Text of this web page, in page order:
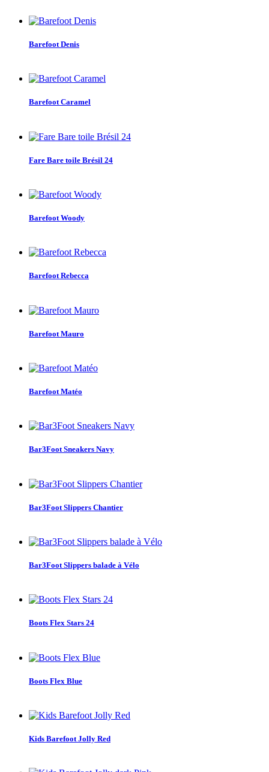
Barefoot Denis
Barefoot Caramel
Fare Bare toile Brésil 24
Barefoot Woody
Barefoot Rebecca
Barefoot Mauro
Barefoot Matéo
Bar3Foot Sneakers Navy
Bar3Foot Slippers Chantier
Bar3Foot Slippers balade à Vélo
Boots Flex Stars 24
Boots Flex Blue
Kids Barefoot Jolly Red